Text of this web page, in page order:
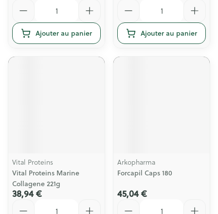
Ajouter au panier Ajouter au panier
Vital Proteins
Vital Proteins Marine
Collagene 221g
38,94 €
Arkopharma
Forcapil Caps 180
45,04 €